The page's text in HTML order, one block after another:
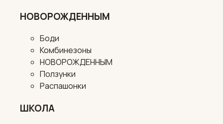
НОВОРОЖДЕННЫМ
Боди
Комбинезоны
НОВОРОЖДЕННЫМ
Ползунки
Распашонки
ШКОЛА